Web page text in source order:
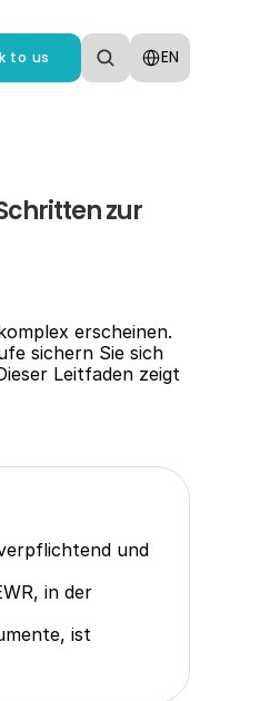
to us
Select Language
EN
zur
erscheinen.
sichern Sie sich
Leitfaden zeigt
und
in der
ist